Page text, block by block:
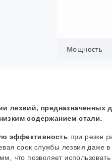
Мощность
лезвий, предназначенных
содержанием стали.
эффективность при резке
срок службы лезвия даже в
что позволяет